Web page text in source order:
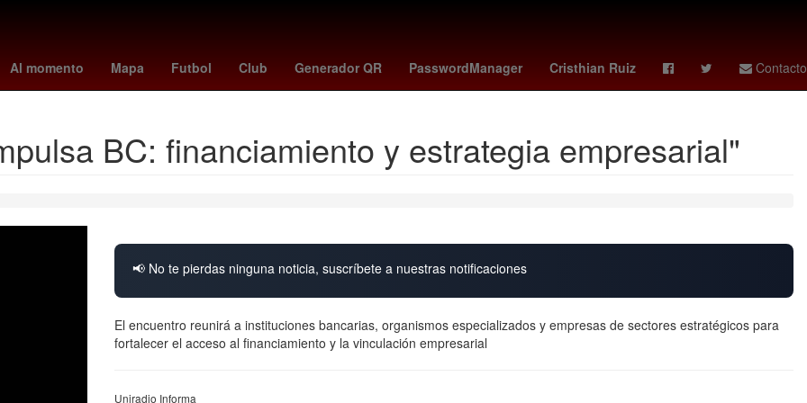
Al momento Mapa Futbol Club Generador QR PasswordManager Cristhian Ruiz Contacto
- santos Gal Gadot Nueva York Argentina Senador Selección de fútbol sub-23 de México
BC: financiamiento y estrategia empresarial"
📢 No te pierdas ninguna noticia, suscríbete a nuestras notificaciones
El encuentro reunirá a instituciones bancarias, organismos especializados y empresas de sectores estratégicos para
fortalecer el acceso al financiamiento y la vinculación empresarial
Uniradio Informa